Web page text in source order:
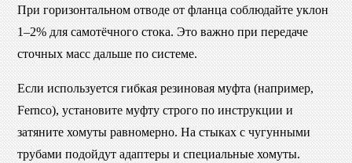
При горизонтальном отводе от фланца соблюдайте уклон
1–2% для самотёчного стока. Это важно при передаче
сточных масс дальше по системе.
Если используется гибкая резиновая муфта (например,
Fernco), установите муфту строго по инструкции и
затяните хомуты равномерно. На стыках с чугунными
трубами подойдут адаптеры и специальные хомуты.